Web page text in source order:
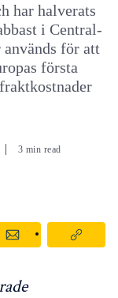
har halverats
i Central-
för att
första
3 min read